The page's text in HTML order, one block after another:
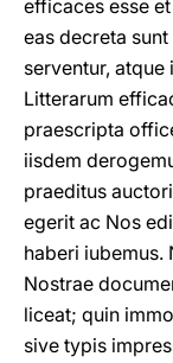
efficaces esse
eas decreta
serventur, atque
Litterarum
praescripta
iisdem
praeditus
egerit ac Nos
haberi iubemus.
Nostrae
liceat; quin
sive typis